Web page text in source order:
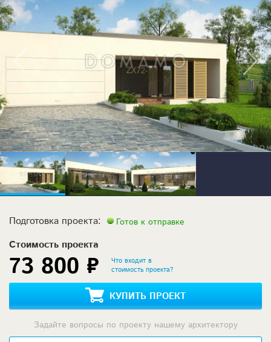
Подготовка проекта: Готов к отправке
Стоимость проекта
73 800 ₽
Что входит в
стоимость проекта?
КУПИТЬ ПРОЕКТ
Задайте вопросы по проекту нашему архитектору